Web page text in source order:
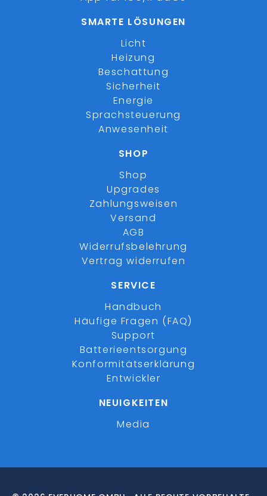
SMARTE LÖSUNGEN
Licht
Heizung
Beschattung
Sicherheit
Energie
Sprachsteuerung
Anwesenheit
SHOP
Shop
Upgrades
Zahlungsweisen
Versand
AGB
Widerrufsbelehrung
Vertrag widerrufen
SERVICE
Handbuch
Häufige Fragen (FAQ)
Support
Batterieentsorgung
Konformitätserklärung
Entwickler
NEUIGKEITEN
Media